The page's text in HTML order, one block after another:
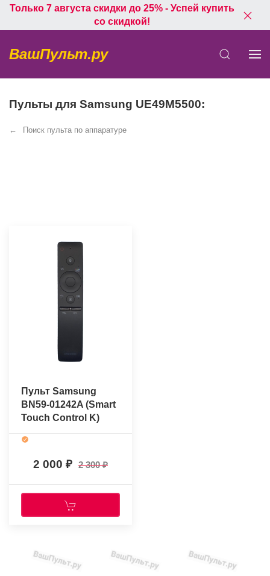
Только 7 августа скидки до 25% - Успей купить
со скидкой!
ВашПульт.ру
Пульты для Samsung UE49M5500:
Поиск пульта по аппаратуре
Пульт Samsung
BN59-01242A (Smart
Touch Control K)
(оригинальный)
2 000 2 300